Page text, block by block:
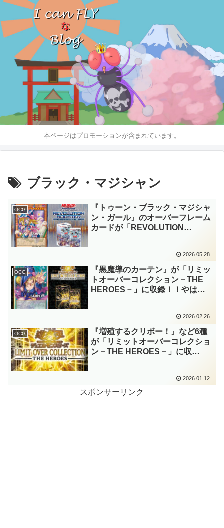
本ページはプロモーションが含まれています。
ブラック・マジシャン
OCG
『トゥーン・ブラック・マジシャ
ン・ガール』のオーバーフレーム
カードが「REVOLUTION
無難に1番人気の「トゥーン」モ
ンスターが選出ですね！！【遊戯
王OCG】
2026.05.28
OCG
『黒魔導のカーテン』が「リミッ
トオーバーコレクション－THE
HEROES－」に収録！！やは
連！！効果も原作再現度が高く、
良いファンサービスですね～。
【遊戯王OCG】
2026.02.26
OCG
『増殖するクリボー！』など6種
が「リミットオーバーコレクショ
ン－THE HEROES－」に収
ドもリメイク元が正統強化されて
いて嬉しいですね～。【遊戯王
2026.01.12
スポンサーリンク